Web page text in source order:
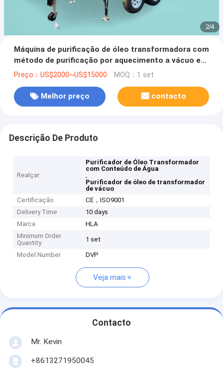
2/4
Máquina de purificação de óleo transformadora com
método de purificação por aquecimento a vácuo e
teor de água ≤ 3 ppm
Preço：US$2000~US$15000 MOQ：1 set
Melhor preço contacto
Descrição De Produto
Realçar
Purificador de Óleo Transformador
com Conteúdo de Água
,
Purificador de óleo de transformador
de vácuo
Certificação
CE，ISO9001
Delivery Time
10 days
Marca
HLA
Minimum Order
Quantity
1 set
Model Number DVP
Veja mais
Contacto
Mr. Kevin
+8613271950045